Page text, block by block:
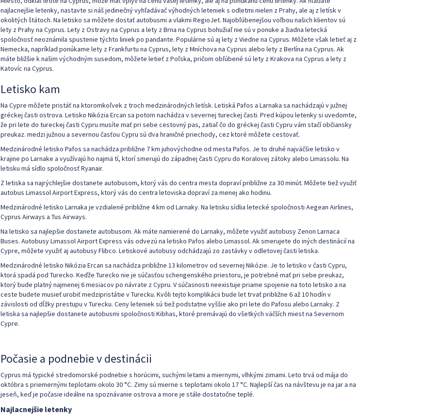
najlacnejšie letenky, nastavte si náš jedinečný vyhľadávač výhodných leteniek s odletmi nielen z Prahy, ale aj z letísk v
okolitých štátoch. Na letisko sa môžete dostať autobusmi a vlakmi RegioJet. Najobľúbenejšou voľbou našich klientov sú
lety z Prahy na Cyprus. Lety z Ostravy na Cyprus a lety z Brna na Cyprus bohužiaľ nie sú v ponuke a žiadna letecká
spoločnosť neoznámila spustenie týchto liniek po pandante. Populárne sú aj lety z Viedne na Cyprus. Môžete však letieť aj z
Nemecka, napríklad ponúkame lety z Frankfurtu na Cyprus, lety z Mníchova na Cyprus alebo lety z Berlína na Cyprus. Ak
máte bližšie k našim východným susedom, môžete letieť z Poľska, pričom obľúbené sú lety z Krakova na Cyprus a lety z
Katovíc na Cyprus.
Letisko kam
Na Cypre môžete pristáť na ktoromkoľvek z troch medzinárodných letísk. Letiská Pafos a Larnaka sa nachádzajú v južnej
gréckej časti ostrova. Letisko Nikózia Ercan sa potom nachádza v severnej tureckej časti. Pred kúpou letenky si uvedomte,
že pri lete do tureckej časti Cypru musíte mať pri sebe cestovný pas, zatiaľ čo do gréckej časti Cypru vám stačí občiansky
preukaz. medzi južnou a severnou časťou Cypru sú dva hraničné priechody, cez ktoré môžete cestovať.
Medzinárodné letisko Pafos sa nachádza približne 7 km juhovýchodne od mesta Pafos. Je to druhé najväčšie letisko v
krajine po Larnake a využívajú ho najmä tí, ktorí smerujú do západnej časti Cypru do Koralovej zátoky alebo Limassolu. Na
letisku má sídlo spoločnosť Ryanair.
Z letiska sa najrýchlejšie dostanete autobusom, ktorý vás do centra mesta dopraví približne za 30 minút. Môžete tiež využiť
autobus Limassol Airport Express, ktorý vás do centra letoviska dopraví za menej ako hodinu.
Medzinárodné letisko Larnaka je vzdialené približne 4 km od Larnaky. Na letisku sídlia letecké spoločnosti Aegean Airlines,
Cyprus Airways a Tus Airways.
Na letisko sa najlepšie dostanete autobusom. Ak máte namierené do Larnaky, môžete využiť autobusy Zenon Larnaca
Buses. Autobusy Limassol Airport Express vás odvezú na letisko Pafos alebo Limassol. Ak smerujete do iných destinácií na
Cypre, môžete využiť aj autobusy Flibco. Letiskové autobusy odchádzajú zo zastávky v odletovej časti letiska.
Medzinárodné letisko Nikózia Ercan sa nachádza približne 13 kilometrov od severnej Nikózie. Je to letisko v časti Cypru,
ktorá spadá pod Turecko. Keďže Turecko nie je súčasťou schengenského priestoru, je potrebné mať pri sebe preukaz,
ktorý bude platný najmenej 6 mesiacov po návrate z Cypru. V súčasnosti neexistuje priame spojenie na toto letisko a na
ceste budete musieť urobiť medzipristátie v Turecku. Kvôli tejto komplikácii bude let trvať približne 6 až 10 hodín v
závislosti od dĺžky prestupu v Turecku. Ceny leteniek sú tiež podstatne vyššie ako pri lete do Pafosu alebo Larnaky. Z
letiska sa najlepšie dostanete autobusmi spoločnosti Kibhas, ktoré premávajú do všetkých väčších miest na Severnom
Cypre.
Počasie a podnebie v destinácii
Cyprus má typické stredomorské podnebie s horúcimi, suchými letami a miernymi, vlhkými zimami. Leto trvá od mája do
októbra s priemernými teplotami okolo 30 °C. Zimy sú mierne s teplotami okolo 17 °C. Najlepší čas na návštevu je na jar a na
jeseň, keď je počasie ideálne na spoznávanie ostrova a more je stále dostatočne teplé.
Najlacnejšie letenky